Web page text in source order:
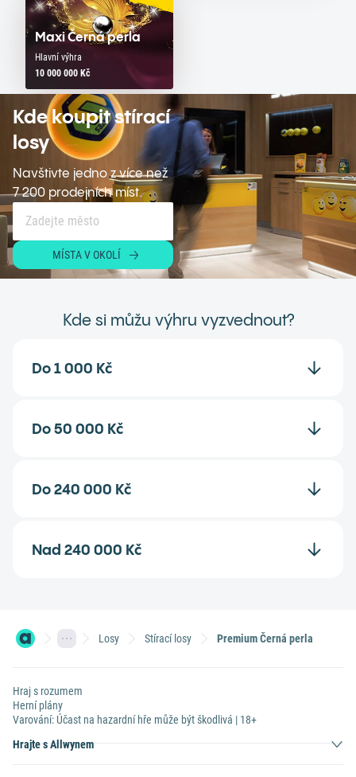
Maxi Černá perla
Hlavní výhra
10 000 000 Kč
Kde koupit stírací
losy
Navštivte jedno z více než
7 200 prodejních míst.
MÍSTA V OKOLÍ
Kde si můžu výhru vyzvednout?
Do 1 000 Kč
Do 50 000 Kč
Do 240 000 Kč
Nad 240 000 Kč
Losy Stírací losy Premium Černá perla
Hraj s rozumem
Herní plány
Varování: Účast na hazardní hře může být škodlivá | 18+
Hrajte s Allwynem